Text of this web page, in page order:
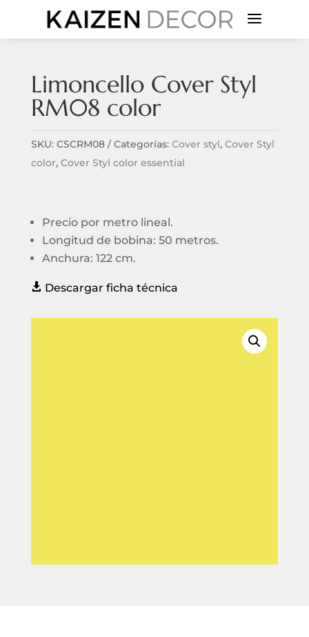
a
Limoncello Cover Styl
RM08 color
SKU: CSCRM08 Categorías: Cover styl, Cover Styl
color, Cover Styl color essential
Precio por metro lineal.
Longitud de bobina: 50 metros.
Anchura: 122 cm.
 Descargar ficha técnica